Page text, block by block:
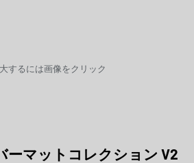
するには画像をクリック
ーマットコレクション V2